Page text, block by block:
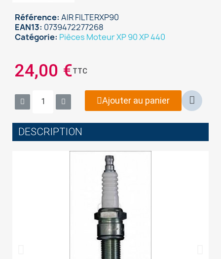
Référence AIR FILTERXP90
EAN13 0739472277268
Catégorie Pièces Moteur XP 90 XP 440
24,00 €TTC
Ajouter au panier
DESCRIPTION
Sign in
You need to be logged in to save products in your
wish list.